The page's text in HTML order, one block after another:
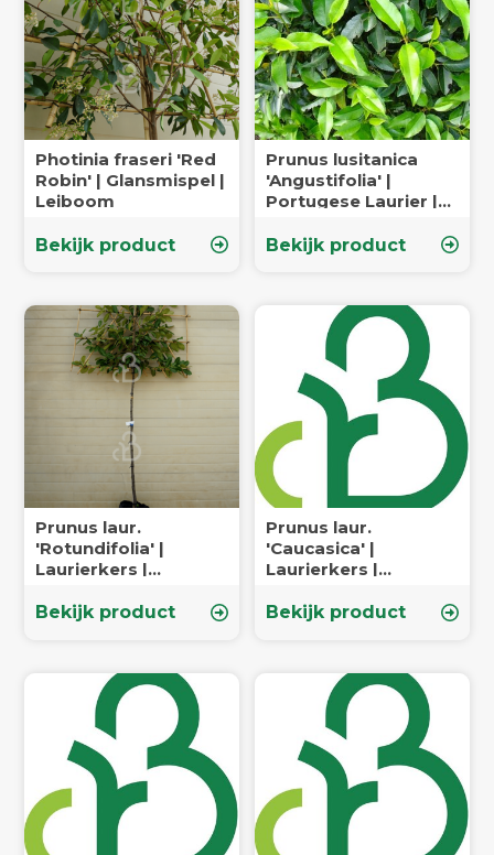
Photinia fraseri 'Red
Robin' | Glansmispel |
Leiboom
Bekijk product
Prunus lusitanica
'Angustifolia' |
Portugese Laurier |
Bekijk product
Prunus laur.
'Rotundifolia' |
Laurierkers |
Bekijk product
Prunus laur.
'Caucasica' |
Laurierkers |
Bekijk product